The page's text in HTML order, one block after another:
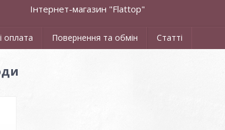
Інтернет-магазин "Flattop"
оплата Повернення та обмін Статті